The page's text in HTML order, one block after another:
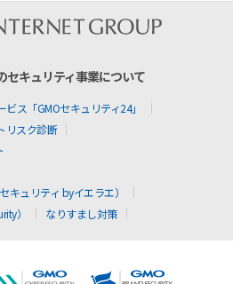
セキュリティ事業について
ス「GMOセキュリティ24」
リスク診断
キュリティ byイエラエ）
）
なりすまし対策